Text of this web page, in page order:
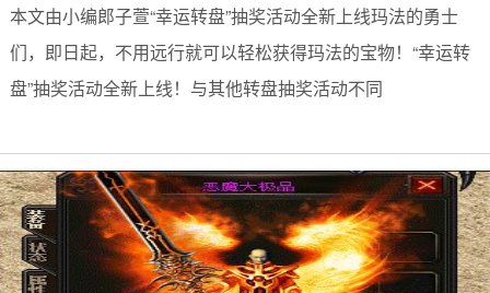
本文由小编郎子萱“幸运转盘”抽奖活动全新上线玛法的勇士
们，即日起，不用远行就可以轻松获得玛法的宝物！“幸运转
盘”抽奖活动全新上线！与其他转盘抽奖活动不同